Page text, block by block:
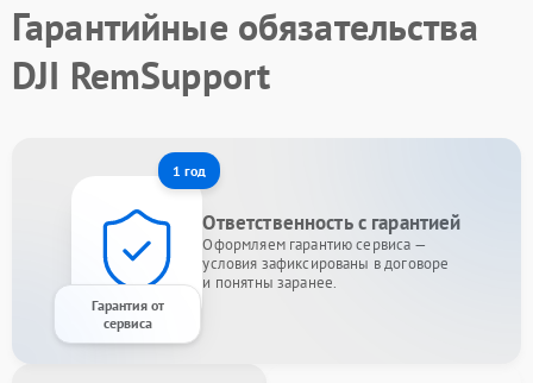
Гарантийные обязательства
DJI RemSupport
1 год
Гарантия от
сервиса
Ответственность с гарантией
Оформляем гарантию сервиса —
условия зафиксированы в договоре
и понятны заранее.